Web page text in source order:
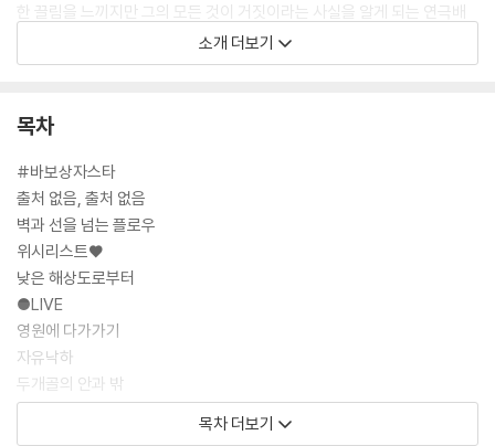
한 끌림을 느끼지만 그의 모든 것이 거짓이라는 사실을 알게 되는 연극배
우(「●LIVE」)의 이야기 등 서이제의 소설들은 흥미진진한 외연으로 가득
한데, 그것들은 단지 이야기로 그치지 않고 현시대 우리 삶의 중심을 관통
리가 흔히 보는 인터넷의 화면을 그대로 옮겨온 듯한 텍스트들, 중간중간
삽입된 이미지와 기호들, 몽타주처럼 파편적으로 편집된 문단들 등의 활용
은 단순한 형식 실험이 아니라 “픽셀, 비트 등 정보화시대의 근원적 단위들
을 문학적으로 형상화”(박혜진, 해설에서)함으로써 우리 시대의 모습을
가장 정확하게 그려내고자 하는 작가의 노력이라고 할 수 있다. 정지돈 소
설가가 “서이제는 동시대를 표현하는 방법을 찾아냈다. 이 책은 경험이 불
가능한 시대의 찬가다”라고 말한 것처럼, 사람들이 스마트폰과 모니터 화
면을 바라보며 하루의 대부분을 보내는 이 시대를 선명하게 재현해내는 하
나의 방식으로서.
소개 더보기
목차
#바보상자스타
출처 없음, 출처 없음
벽과 선을 넘는 플로우
위시리스트♥
낮은 해상도로부터
●LIVE
영원에 다가가기
자유낙하
두개골의 안과 밖
해설 | 박혜진(문학평론가) 내면, 기억, 애정
목차 더보기